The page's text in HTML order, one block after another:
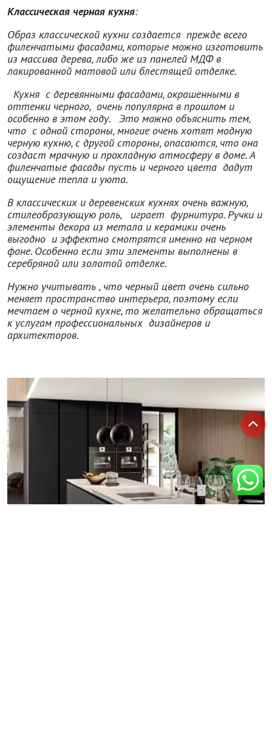
Классическая черная кухня:
Образ классической кухни создается прежде всего
филенчатыми фасадами, которые можно изготовить
из массива дерева, либо же из панелей МДФ в
лакированной матовой или блестящей отделке.
Кухня с деревянными фасадами, окрашенными в
оттенки черного, очень популярна в прошлом и
особенно в этом году. Это можно объяснить тем,
что с одной стороны, многие очень хотят модную
черную кухню, с другой стороны, опасаются, что она
создаст мрачную и прохладную атмосферу в доме. А
филенчатые фасады пусть и черного цвета дадут
ощущение тепла и уюта.
В классических и деревенских кухнях очень важную,
стилеобразующую роль, играет фурнитура. Ручки и
элементы декора из метала и керамики очень
выгодно и эффектно смотрятся именно на черном
фоне. Особенно если эти элементы выполнены в
серебряной или золотой отделке.
Нужно учитывать , что черный цвет очень сильно
меняет пространство интерьера, поэтому если
мечтаем о черной кухне, то желательно обращаться
к услугам профессиональных дизайнеров и
архитекторов.